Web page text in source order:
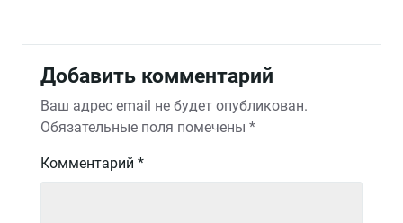
Добавить комментарий
Ваш адрес email не будет опубликован.
Обязательные поля помечены *
Комментарий *